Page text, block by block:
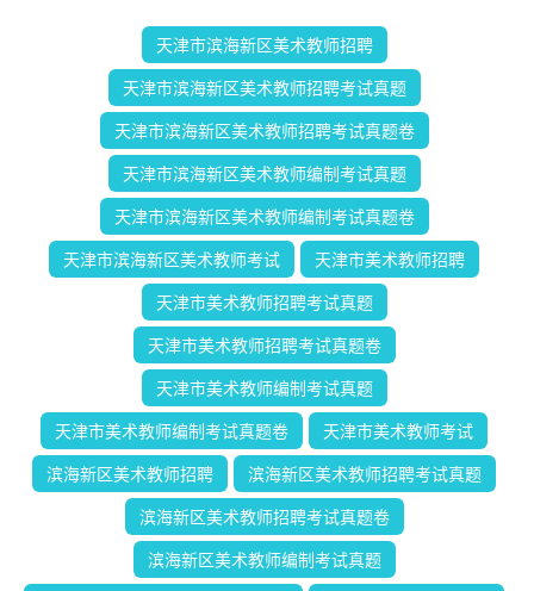
天津市滨海新区美术教师招聘
天津市滨海新区美术教师招聘考试真题
天津市滨海新区美术教师招聘考试真题卷
天津市滨海新区美术教师编制考试真题
天津市滨海新区美术教师编制考试真题卷
天津市滨海新区美术教师考试 天津市美术教师招聘
天津市美术教师招聘考试真题
天津市美术教师招聘考试真题卷
天津市美术教师编制考试真题
天津市美术教师编制考试真题卷 天津市美术教师考试
滨海新区美术教师招聘 滨海新区美术教师招聘考试真题
滨海新区美术教师招聘考试真题卷
滨海新区美术教师编制考试真题